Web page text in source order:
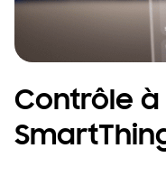
Contrôle